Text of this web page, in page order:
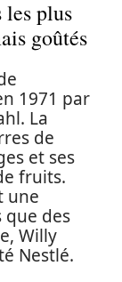
plus
goûtés
1971 par
La
de
et ses
fruits.
une
que des
Willy
Nestlé.